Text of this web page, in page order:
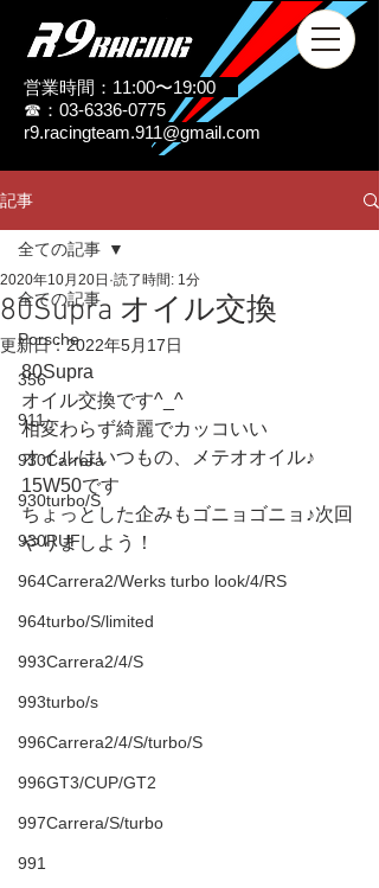
営業時間：11:00〜19:00
☎：03-6336-0775
r9.racingteam.911@gmail.com
記事
全ての記事
Porsche
356
911
930Carrera
930turbo/S
930RUF
964Carrera2/Werks turbo look/4/RS
964turbo/S/limited
993Carrera2/4/S
993turbo/s
996Carrera2/4/S/turbo/S
996GT3/CUP/GT2
997Carrera/S/turbo
991
全ての記事
80Supra オイル交換
2020年10月20日 読了時間: 1分
更新日：2022年5月17日
80Supra
オイル交換です^_^
相変わらず綺麗でカッコいい
オイルはいつもの、メテオオイル♪
15W50です
ちょっとした企みもゴニョゴニョ♪次回
やりましよう！